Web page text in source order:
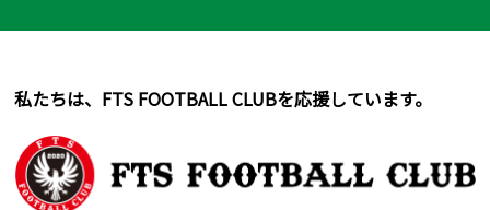
私たちは、FTS FOOTBALL CLUBを応援しています。